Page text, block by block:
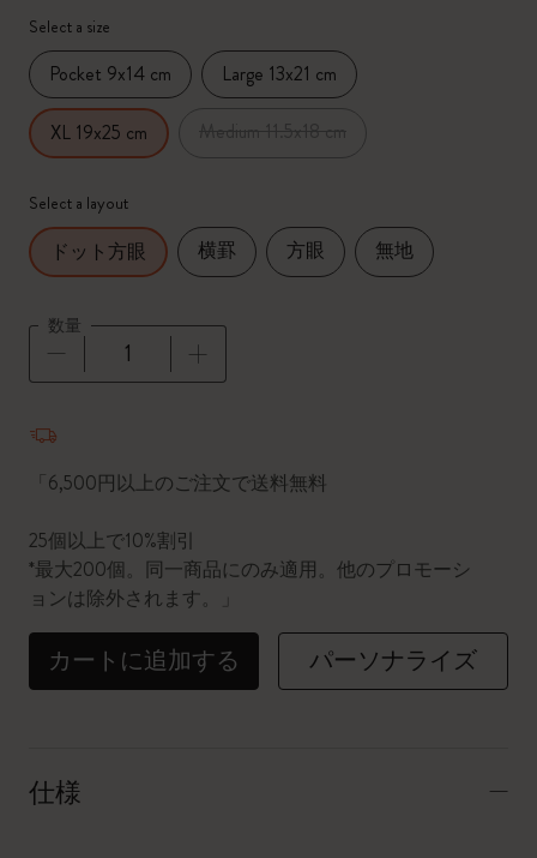
Select a size
Pocket 9x14 cm Large 13x21 cm
XL 19x25 cm
Select a layout
ドット方眼 横罫 方眼 無地
数量
「6,500円以上のご注文で送料無料
25個以上で10%割引
*最大200個。同一商品にのみ適用。他のプロモーシ
ョンは除外されます。」
カートに追加する パーソナライズ
仕様